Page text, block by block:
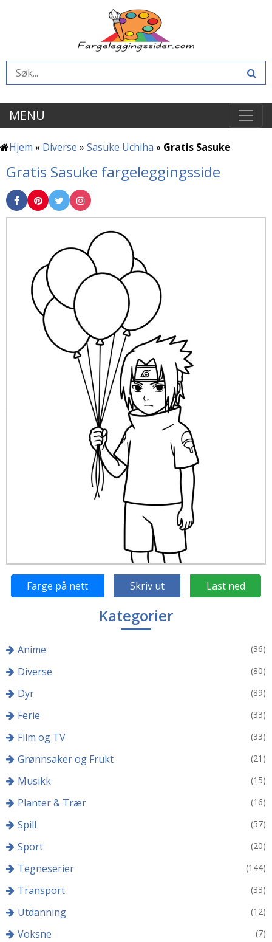
MENU
Hjem » Diverse » Sasuke Uchiha » Gratis Sasuke
Gratis Sasuke fargeleggingsside
Farge på nett Skriv ut Last ned
Kategorier
Anime (36)
Diverse (80)
Dyr (89)
Ferie (33)
Film og TV (33)
Grønnsaker og Frukt (21)
Musikk (15)
Planter & Trær (16)
Spill (57)
Sport (20)
Tegneserier (144)
Transport (33)
Utdanning (12)
Voksne (7)